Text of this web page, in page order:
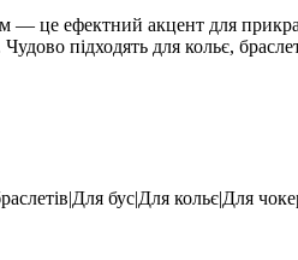
— це ефектний акцент для
підходять для кольє,
бус|Для кольє|Для